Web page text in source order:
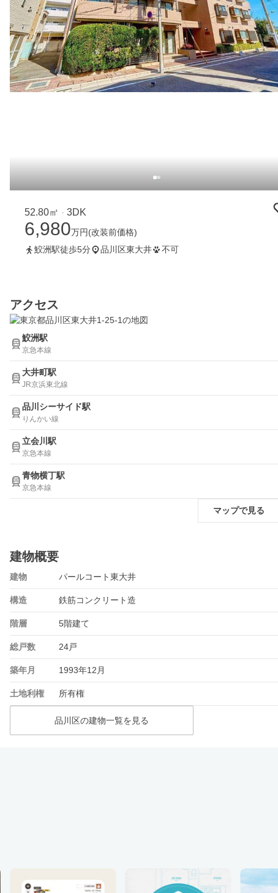
52.80㎡ ・ 3DK
6,980万円(改装前価格)
鮫洲駅徒歩5分
品川区東大井 不可
アクセス
鮫洲駅
京急本線
大井町駅
JR京浜東北線
品川シーサイド駅
りんかい線
立会川駅
京急本線
青物横丁駅
京急本線
マップで見る
建物概要
建物 パールコート東大井
構造 鉄筋コンクリート造
階層 5階建て
総戸数 24戸
築年月 1993年12月
土地利権 所有権
品川区の建物一覧を見る